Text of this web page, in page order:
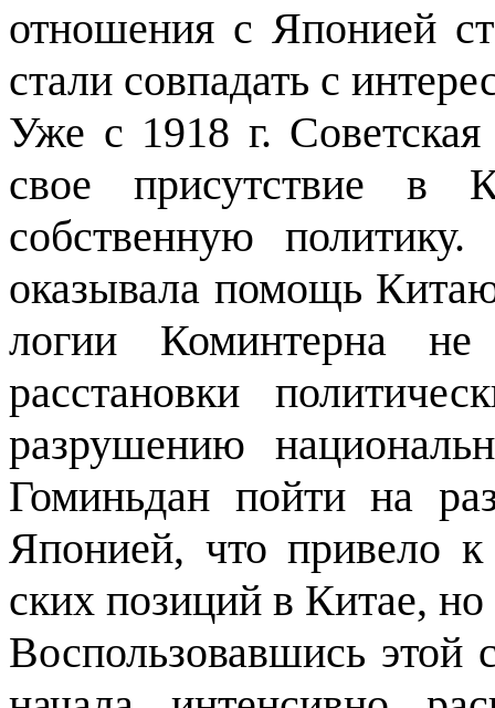
отношения с Японией
стали со­впадать с
Уже с 1918 г. Советская
свое присутствие в
собственную
оказывала по­мощь
логии Коминтерна
расстановки
разрушению
Гоминьдан пойти на
Японией, что привело
ских позиций в Китае,
Воспользовавшись этой